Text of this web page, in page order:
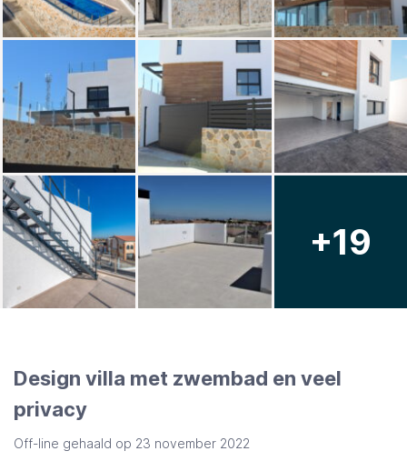
+19
Design villa met zwembad en veel
privacy
Off-line gehaald op 23 november 2022